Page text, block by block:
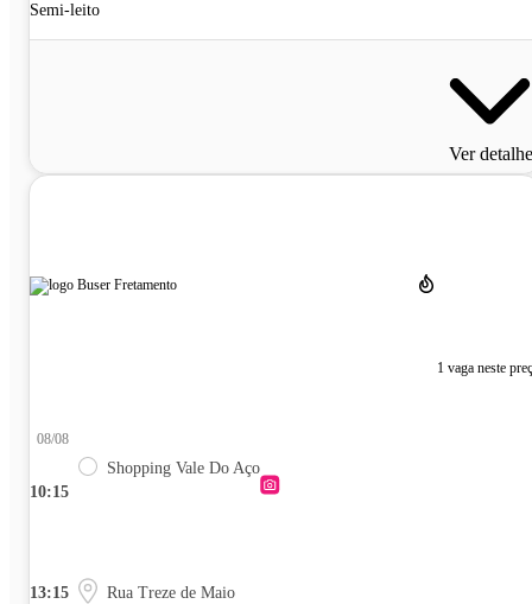
Semi-leito
Ver
1 vaga neste
10:15
08/08
Shopping Vale Do Aço
13:15 Rua Treze de Maio